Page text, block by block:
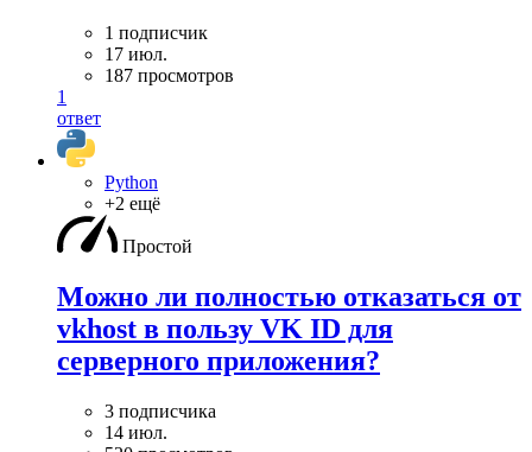
1 подписчик
17 июл.
187 просмотров
1
ответ
Python
+2 ещё
Простой
Можно ли полностью отказаться от
vkhost в пользу VK ID для
серверного приложения?
3 подписчика
14 июл.